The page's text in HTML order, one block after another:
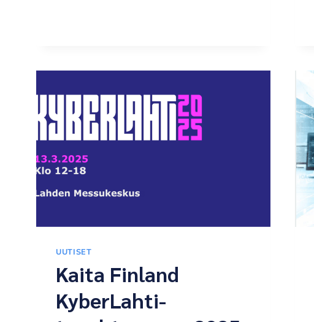
UUTISET
Kaita Finland
KyberLahti-